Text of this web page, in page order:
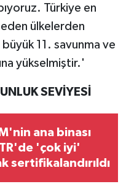
Türkiye en
ülkelerden
11. savunma ve
yükselmiştir.'
SEVİYESİ
ana binası
'çok iyi'
sertifikalandırıldı